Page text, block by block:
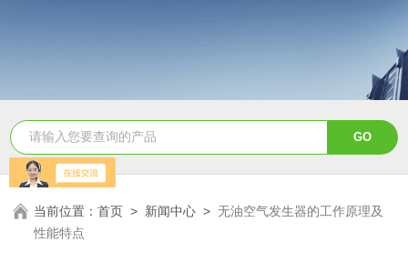
当前位置：首页 > 新闻中心 >无油空气发生器的工作原理及
性能特点